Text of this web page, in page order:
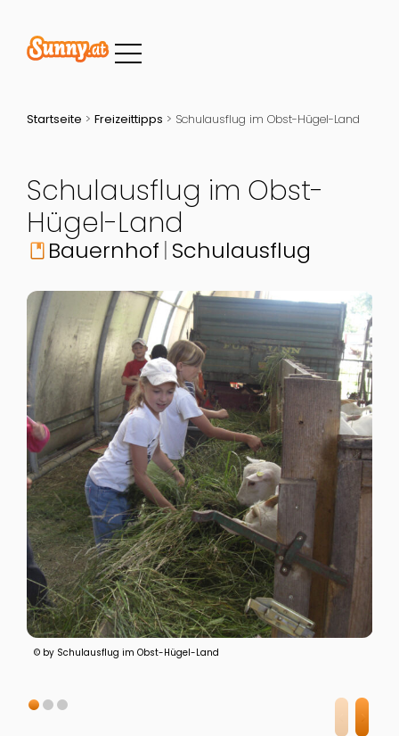
Startseite > Freizeittipps > Schulausflug im Obst-Hügel-Land
Schulausflug im Obst-
Hügel-Land
book Bauernhof Schulausflug
© by Schulausflug im Obst-Hügel-Land